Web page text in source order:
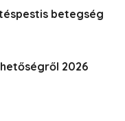
betegség
2026